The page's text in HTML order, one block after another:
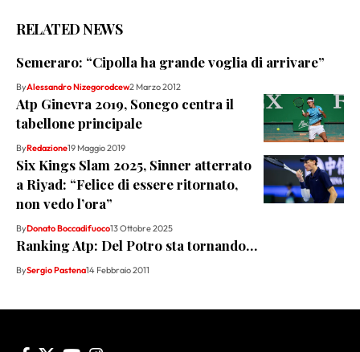
RELATED NEWS
Semeraro: “Cipolla ha grande voglia di arrivare”
ByAlessandro Nizegorodcew2 Marzo 2012
Atp Ginevra 2019, Sonego centra il
tabellone principale
ByRedazione19 Maggio 2019
Six Kings Slam 2025, Sinner atterrato
a Riyad: “Felice di essere ritornato,
non vedo l’ora”
ByDonato Boccadifuoco13 Ottobre 2025
Ranking Atp: Del Potro sta tornando…
BySergio Pastena14 Febbraio 2011